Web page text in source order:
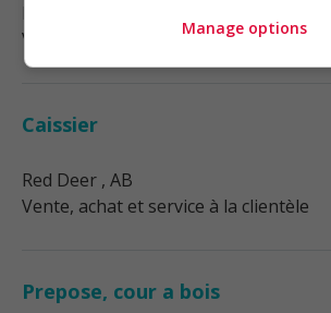
Vente, achat et service à la clientèle
Caissier
Red Deer , AB
Vente, achat et service à la clientèle
Prepose, cour a bois
Manage options